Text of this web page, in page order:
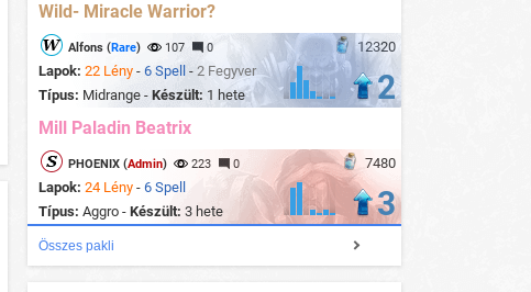
Wild- Miracle Warrior?
12320
Alfons (Rare) 107 0
Lapok: 22 Lény - 6 Spell - 2 Fegyver
Típus: Midrange - Készült: 1 hete 2
Mill Paladin Beatrix
7480
PHOENIX (Admin) 223 0
Lapok: 24 Lény - 6 Spell
Típus: Aggro - Készült: 3 hete 3
Összes pakli